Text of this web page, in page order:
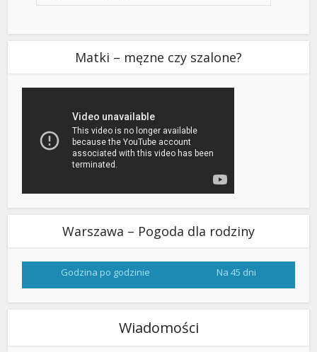
Matki – męzne czy szalone?
Warszawa – Pogoda dla rodziny
Godzina po godzinie Na 45 dni
Wiadomości